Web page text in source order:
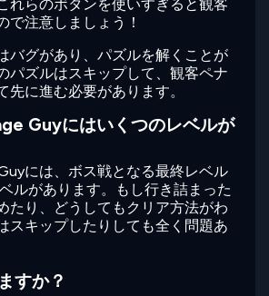
れらのボタンを使いすぎると観客
で注意しましょう！
バグがあり、パズルを解くことが
パズルはスキップして、観客ペナ
先に進む必要があります。
Guyにはいくつのレベルが
には、ボス戦となる最終レベル
ルがあります。もし行き詰まった
たり、どうしてもクリア方法がわ
スキップしたりしても全く問題あ
すか？